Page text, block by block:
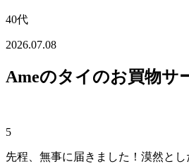
40代
2026.07.08
Ameのタイのお買物サ
5
先程、無事に届きました！漠然と